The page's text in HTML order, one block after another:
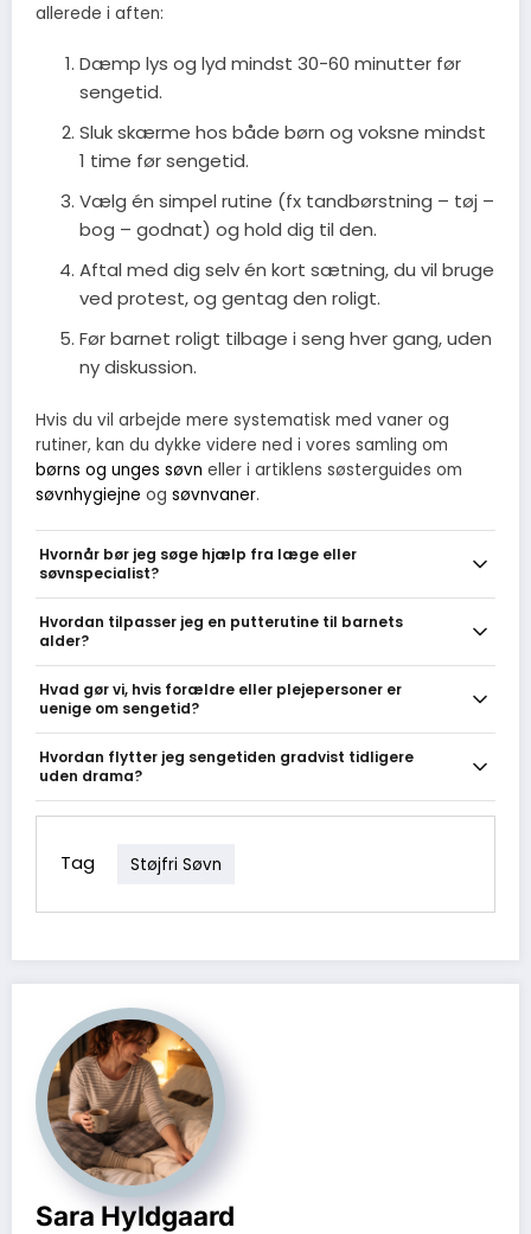
allerede i aften:
Dæmp lys og lyd mindst 30-60 minutter før
sengetid.
Sluk skærme hos både børn og voksne mindst
1 time før sengetid.
Vælg én simpel rutine (fx tandbørstning – tøj –
bog – godnat) og hold dig til den.
Aftal med dig selv én kort sætning, du vil bruge
ved protest, og gentag den roligt.
Før barnet roligt tilbage i seng hver gang, uden
ny diskussion.
Hvis du vil arbejde mere systematisk med vaner og
rutiner, kan du dykke videre ned i vores samling om
børns og unges søvn eller i artiklens søsterguides om
søvnhygiejne og søvnvaner.
Hvornår bør jeg søge hjælp fra læge eller
søvnspecialist?
uger og påvirker barnets dagligdag, fx ved ekstrem træthed,
frygtsomt i relation til soveværelset, kan en fagperson også
hjælpe med konkrete strategier og afklaring.
Hvordan tilpasser jeg en putterutine til barnets
alder?
med bad, rolige aktiviteter og en bog. For skolebørn fungerer en lidt
længere wind-down med læsning, ingen skærm 30-60 minutter
efter barnets opmærksomhed og behov for tryghed.
Hvad gør vi, hvis forældre eller plejepersoner er
uenige om sengetid?
uge før I vurderer igen. Fordel roller ved putning, øv en kort
hinandens beslutninger foran barnet.
Hvordan flytter jeg sengetiden gradvist tidligere
uden drama?
Flyt sengetiden 10-15 minutter tidligere hver 3.-4. nat indtil målet
Juster også eventuelle lure og skab en rolig forberedelsesperiode
før den nye sengetid.
Tag Støjfri Søvn
Sara Hyldgaard